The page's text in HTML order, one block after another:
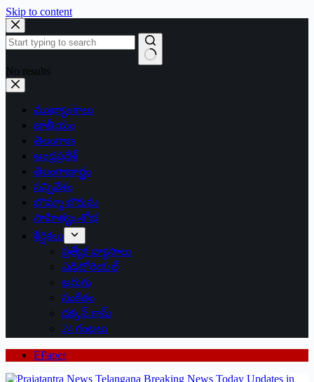
Skip to content
No results
ముఖ్యాంశాలు
జాతీయం
తెలంగాణ
ఆంధ్రప్రదేశ్
తెలంగాణార్థం
సన్నివేశం
బొమ్మా బొరుసు
సాహిత్యం-శోభ
శీర్షికలు
ప్రత్యేక వ్యాసాలు
ఎడిటోరియల్
అరుగు
సంకేతం
దక్కన్.కామ్
24 గంటలు
EPaper